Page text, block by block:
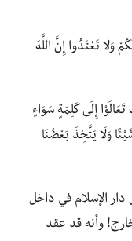
وَلا تَعْتَدُوا إِنَّ اللَّهَ
إِلَى كَلِمَةٍ سَوَاءٍ
وَلَا يَتَّخِذَ بَعْضُنَا
دار الإسلام في داخل
وأنه قد عقد